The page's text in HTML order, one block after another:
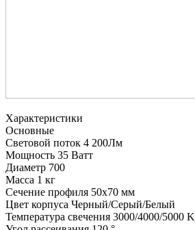
Характеристики
Основные
Световой поток 4 200Лм
Мощность 35 Ватт
Диаметр 700
Масса 1 кг
Сечение профиля 50х70 мм
Цвет корпуса Черный/Серый/Белый
Температура свечения 3000/4000/5000 K